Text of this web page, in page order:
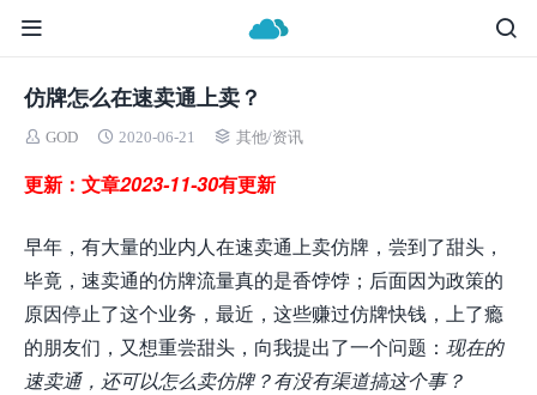
仿牌怎么在速卖通上卖？
GOD 2020-06-21 其他/资讯
更新：文章2023-11-30有更新
早年，有大量的业内人在速卖通上卖仿牌，尝到了甜头，
毕竟，速卖通的仿牌流量真的是香饽饽；后面因为政策的
原因停止了这个业务，最近，这些赚过仿牌快钱，上了瘾
的朋友们，又想重尝甜头，向我提出了一个问题： 现在的
速卖通，还可以怎么卖仿牌？有没有渠道搞这个事？